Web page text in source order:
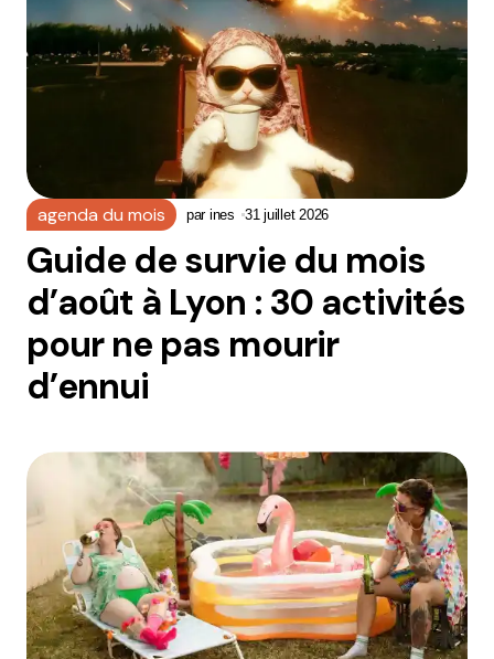
agenda du mois par ines 31 juillet 2026
Guide de survie du mois
d’août à Lyon : 30 activités
pour ne pas mourir
d’ennui